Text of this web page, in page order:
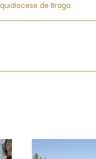
de Braga